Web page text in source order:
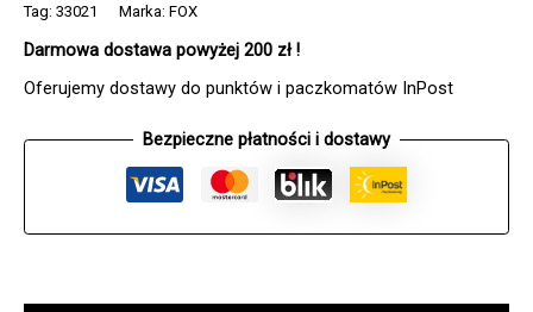
DIVIDER
GREY
Tag: 33021 Marka: FOX
Darmowa dostawa powyżej 200 zł !
Oferujemy dostawy do punktów i paczkomatów InPost
Bezpieczne płatności i dostawy